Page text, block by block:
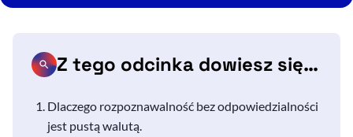
Z tego odcinka dowiesz się…
Dlaczego rozpoznawalność bez odpowiedzialności
jest pustą walutą.